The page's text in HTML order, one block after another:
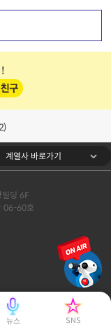
내 (수정)
1)
계열사 바로가기
딩 6F
06-60호
뉴스 SNS